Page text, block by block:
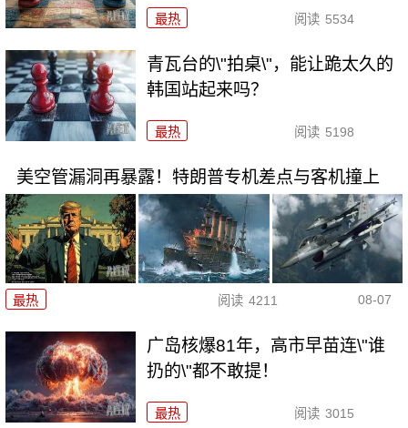
最热 阅读 5534
青瓦台的\"拍桌\"，能让跪太久的
韩国站起来吗？
最热 阅读 5198
美空管漏洞再暴露！特朗普专机差点与客机撞上
最热 阅读 4211 08-07
广岛核爆81年，高市早苗连\"谁
扔的\"都不敢提！
最热 阅读 3015